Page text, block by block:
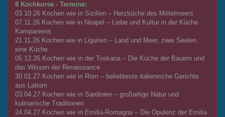
8 Kochkurse - Termine:
03.10.26 Kochen wie in Sizilien – Herzküche des Mittelmeers
07.11.26 Kochen wie in Neapel – Liebe und Kultur in der Küche
Kampaniens
21.11.26 Kochen wie in Ligurien – Land und Meer, zwei Seelen,
eine Küche
05.12.26 Kochen wie in der Toskana – Die Küche der Bauern und
das Wissen der Renaissance
30.01.27 Kochen wie in Rom – beliebteste italienische Gerichte
aus Latium
03.04.27 Kochen wie in Sardinien – großartige Natur und
kulinarische Traditionen
24.04.27 Kochen wie in Emilia-Romagna – Die Opulenz der Emilia